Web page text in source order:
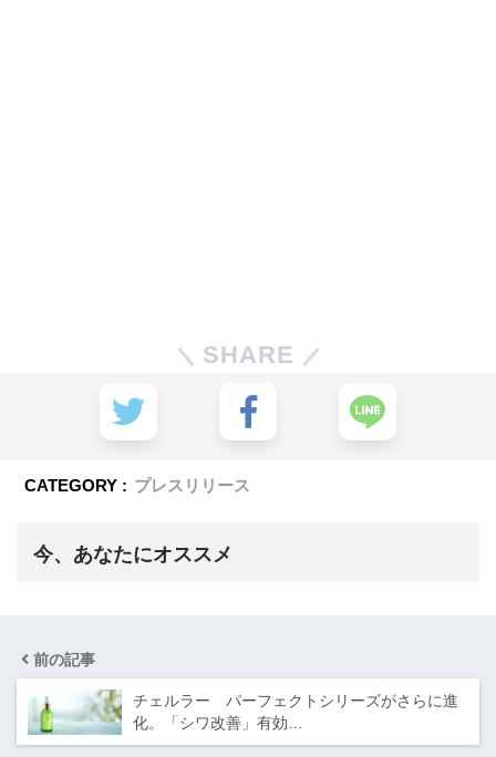
SHARE
CATEGORY : プレスリリース
今、あなたにオススメ
前の記事
チェルラー パーフェクトシリーズがさらに進
化。「シワ改善」有効…